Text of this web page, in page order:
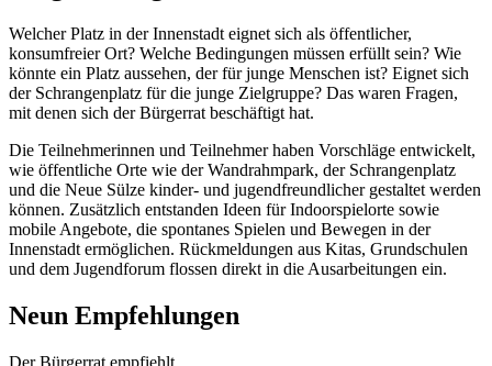
Welcher Platz in der Innenstadt eignet sich als öffentlicher,
konsumfreier Ort? Welche Bedingungen müssen erfüllt sein? Wie
könnte ein Platz aussehen, der für junge Menschen ist? Eignet sich
der Schrangenplatz für die junge Zielgruppe? Das waren Fragen,
mit denen sich der Bürgerrat beschäftigt hat.
Die Teilnehmerinnen und Teilnehmer haben Vorschläge entwickelt,
wie öffentliche Orte wie der Wandrahmpark, der Schrangenplatz
und die Neue Sülze kinder- und jugendfreundlicher gestaltet werden
können. Zusätzlich entstanden Ideen für Indoorspielorte sowie
mobile Angebote, die spontanes Spielen und Bewegen in der
Innenstadt ermöglichen. Rückmeldungen aus Kitas, Grundschulen
und dem Jugendforum flossen direkt in die Ausarbeitungen ein.
Neun Empfehlungen
Der Bürgerrat empfiehlt